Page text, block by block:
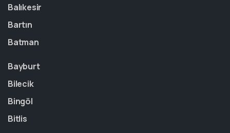
Balıkesir
Bartın
Batman
Bayburt
Bilecik
Bingöl
Bitlis